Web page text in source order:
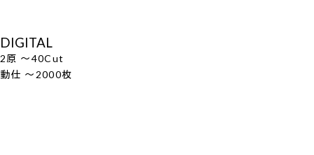
DIGITAL
2原 ～40Cut
動仕 ～2000枚